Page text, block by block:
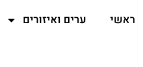
ראשי ערים ואיזורים